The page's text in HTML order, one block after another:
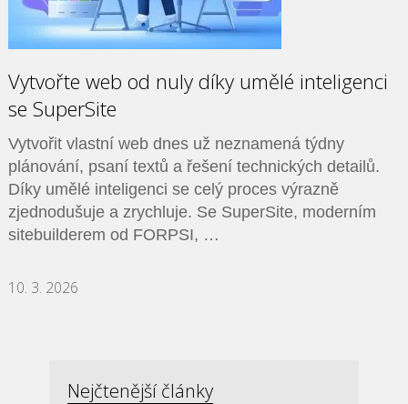
Vytvořte web od nuly díky umělé inteligenci
se SuperSite
Vytvořit vlastní web dnes už neznamená týdny
plánování, psaní textů a řešení technických detailů.
Díky umělé inteligenci se celý proces výrazně
zjednodušuje a zrychluje. Se SuperSite, moderním
sitebuilderem od FORPSI, …
10. 3. 2026
Nejčtenější články